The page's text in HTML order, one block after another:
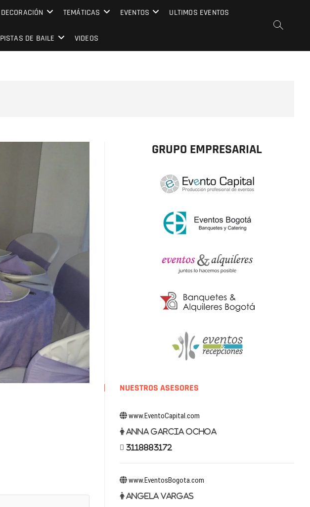
DECORACIÓN TEMÁTICAS EVENTOS ULTIMOS EVENTOS
PISTAS DE BAILE VIDEOS
GRUPO EMPRESARIAL
NUESTROS ASESORES
www.EventoCapital.com
Anna Garcia Ochoa
3118883172
www.EventosBogota.com
Angela Vargas